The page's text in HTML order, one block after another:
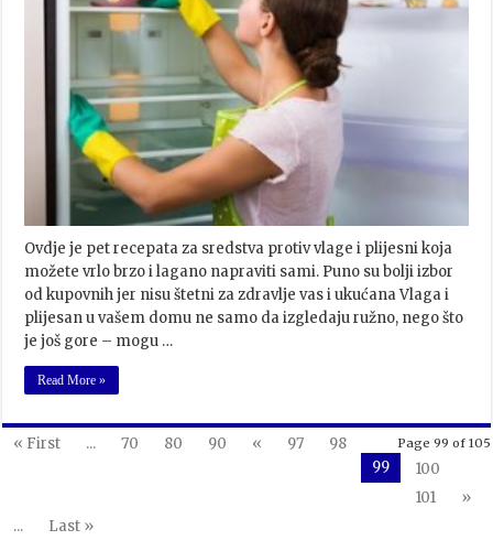
Ovdje je pet recepata za sredstva protiv vlage i plijesni koja
možete vrlo brzo i lagano napraviti sami. Puno su bolji izbor
od kupovnih jer nisu štetni za zdravlje vas i ukućana Vlaga i
plijesan u vašem domu ne samo da izgledaju ružno, nego što
je još gore – mogu …
Read More »
Page 99 of 105
« First ... 70 80 90 « 97
98
99
100
101
»
...
Last »